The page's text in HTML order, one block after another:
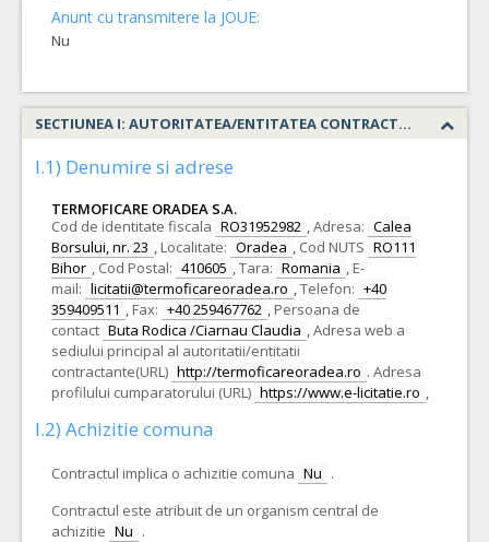
Anunt cu transmitere la JOUE:
Nu
SECTIUNEA I: AUTORITATEA/ENTITATEA CONTRACTANTA
I.1) Denumire si adrese
TERMOFICARE ORADEA S.A.
Cod de identitate fiscala RO31952982 ,Adresa: Calea
Borsului, nr. 23 , Localitate: Oradea , Cod NUTS RO111
Bihor , Cod Postal: 410605 ,Tara: Romania , E-
mail: licitatii@termoficareoradea.ro ,Telefon: +40
359409511 , Fax: +40 259467762 , Persoana de
contact Buta Rodica /Ciarnau Claudia ,Adresa web a
sediului principal al autoritatii/entitatii
contractante(URL) http://termoficareoradea.ro . Adresa
profilului cumparatorului (URL) https://www.e-licitatie.ro ,
I.2) Achizitie comuna
Contractul implica o achizitie comuna Nu .
Contractul este atribuit de un organism central de
achizitie Nu .